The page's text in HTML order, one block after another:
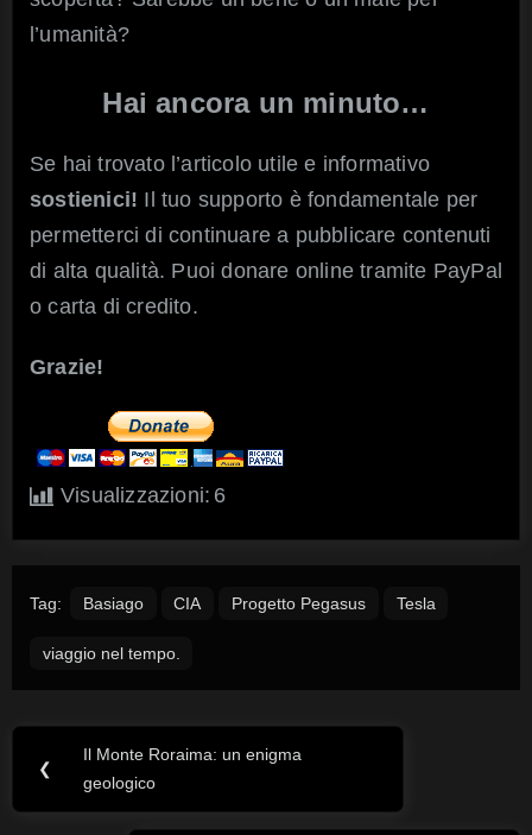
l’umanità?
Hai ancora un minuto…
Se hai trovato l’articolo utile e informativo
sostienici! Il tuo supporto è fondamentale per
permetterci di continuare a pubblicare contenuti
di alta qualità. Puoi donare online tramite PayPal
o carta di credito.
Grazie!
Visualizzazioni: 6
Tag: Basiago CIA Progetto Pegasus Tesla
viaggio nel tempo.
Navigazione
articoli
❮
Previous
Post:
Il Monte Roraima: un enigma
geologico